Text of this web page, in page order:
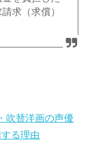
求（求償）
吹替洋画の声優
る理由